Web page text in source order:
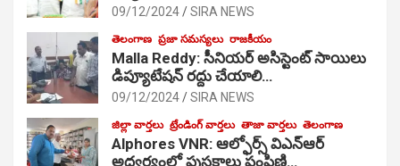
09/12/2024 SIRA NEWS
తెలంగాణ ప్రజా సమస్యలు రాజకీయం
Malla Reddy: సీనియర్ అసిస్టెంట్ సాయిలు
డిప్యూటేషన్ రద్దు చేయాలి…
09/12/2024 SIRA NEWS
జిల్లా వార్తలు ట్రేండింగ్ వార్తలు తాజా వార్తలు తెలంగాణ
Alphores VNR: ఆల్ఫోర్స్ విఎన్ఆర్
అద్వర్యంలో పుస్తకాలు పంపిణి…